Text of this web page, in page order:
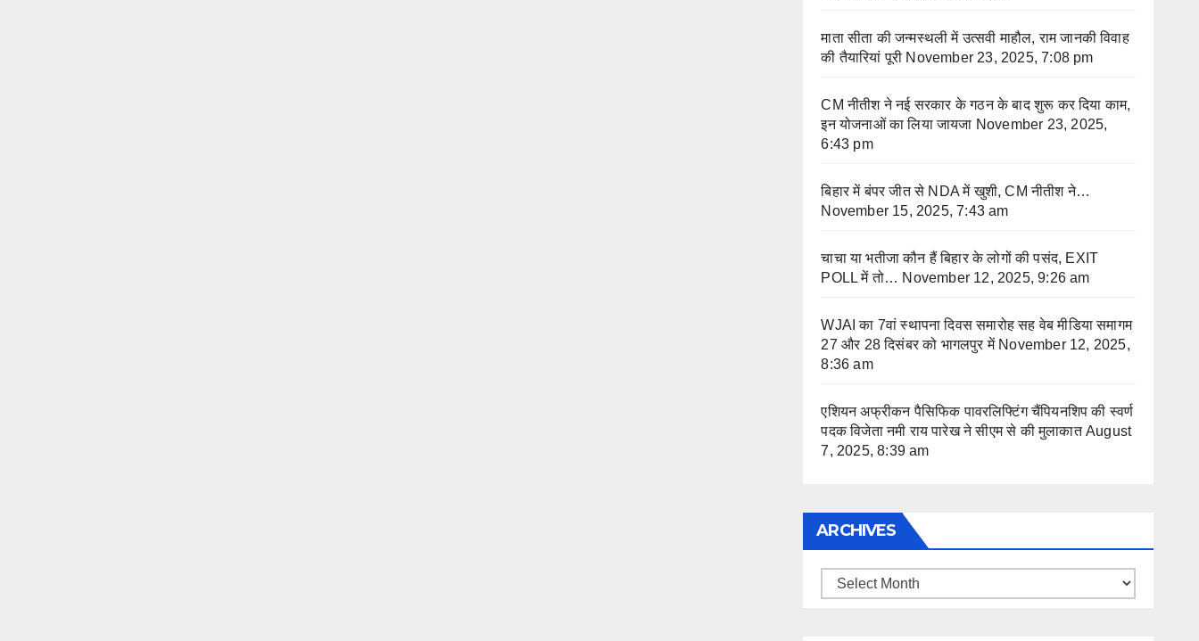
माता सीता की जन्मस्थली में उत्सवी माहौल, राम जानकी विवाह
की तैयारियां पूरी November 23, 2025, 7:08 pm
CM नीतीश ने नई सरकार के गठन के बाद शुरू कर दिया काम,
इन योजनाओं का लिया जायजा November 23, 2025,
6:43 pm
बिहार में बंपर जीत से NDA में खुशी, CM नीतीश ने…
November 15, 2025, 7:43 am
चाचा या भतीजा कौन हैं बिहार के लोगों की पसंद, EXIT
POLL में तो… November 12, 2025, 9:26 am
WJAI का 7वां स्थापना दिवस समारोह सह वेब मीडिया समागम
27 और 28 दिसंबर को भागलपुर में November 12, 2025,
8:36 am
एशियन अफ्रीकन पैसिफिक पावरलिफ्टिंग चैंपियनशिप की स्वर्ण
पदक विजेता नमी राय पारेख ने सीएम से की मुलाकात August
7, 2025, 8:39 am
ARCHIVES
Archives